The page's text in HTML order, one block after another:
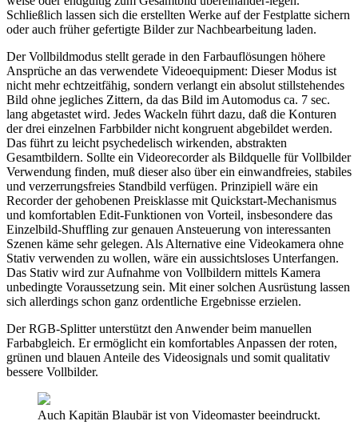
Schließlich lassen sich die erstellten Werke auf der Festplatte sichern
oder auch früher gefertigte Bilder zur Nachbearbeitung laden.
Der Vollbildmodus stellt gerade in den Farbauflösungen höhere
Ansprüche an das verwendete Videoequipment: Dieser Modus ist
nicht mehr echtzeitfähig, sondern verlangt ein absolut stillstehendes
Bild ohne jegliches Zittern, da das Bild im Automodus ca. 7 sec.
lang abgetastet wird. Jedes Wackeln führt dazu, daß die Konturen
der drei einzelnen Farbbilder nicht kongruent abgebildet werden.
Das führt zu leicht psychedelisch wirkenden, abstrakten
Gesamtbildern. Sollte ein Videorecorder als Bildquelle für Vollbilder
Verwendung finden, muß dieser also über ein einwandfreies, stabiles
und verzerrungsfreies Standbild verfügen. Prinzipiell wäre ein
Recorder der gehobenen Preisklasse mit Quickstart-Mechanismus
und komfortablen Edit-Funktionen von Vorteil, insbesondere das
Einzelbild-Shuffling zur genauen Ansteuerung von interessanten
Szenen käme sehr gelegen. Als Alternative eine Videokamera ohne
Stativ verwenden zu wollen, wäre ein aussichtsloses Unterfangen.
Das Stativ wird zur Aufnahme von Vollbildern mittels Kamera
unbedingte Voraussetzung sein. Mit einer solchen Ausrüstung lassen
sich allerdings schon ganz ordentliche Ergebnisse erzielen.
Der RGB-Splitter unterstützt den Anwender beim manuellen
Farbabgleich. Er ermöglicht ein komfortables Anpassen der roten,
grünen und blauen Anteile des Videosignals und somit qualitativ
bessere Vollbilder.
Auch Kapitän Blaubär ist von Videomaster beeindruckt.